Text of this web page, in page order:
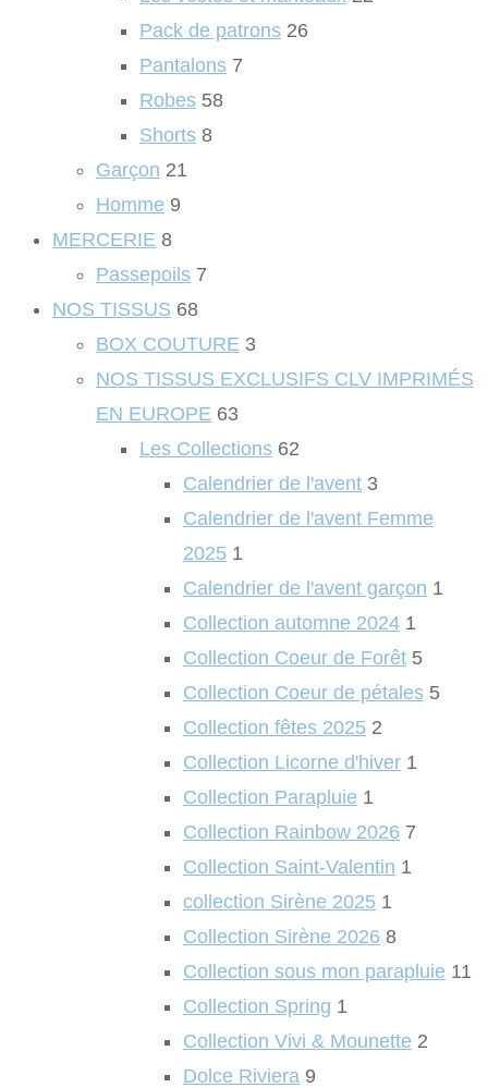
Pack de patrons 26
Pantalons 7
Robes 58
Shorts 8
Garçon 21
Homme 9
MERCERIE 8
Passepoils 7
NOS TISSUS 68
BOX COUTURE 3
NOS TISSUS EXCLUSIFS CLV IMPRIMÉS
EN EUROPE 63
Les Collections 62
Calendrier de l'avent 3
Calendrier de l'avent Femme
2025 1
Calendrier de l'avent garçon 1
Collection automne 2024 1
Collection Coeur de Forêt 5
Collection Coeur de pétales 5
Collection fêtes 2025 2
Collection Licorne d'hiver 1
Collection Parapluie 1
Collection Rainbow 2026 7
Collection Saint-Valentin 1
collection Sirène 2025 1
Collection Sirène 2026 8
Collection sous mon parapluie 11
Collection Spring 1
Collection Vivi & Mounette 2
Dolce Riviera 9